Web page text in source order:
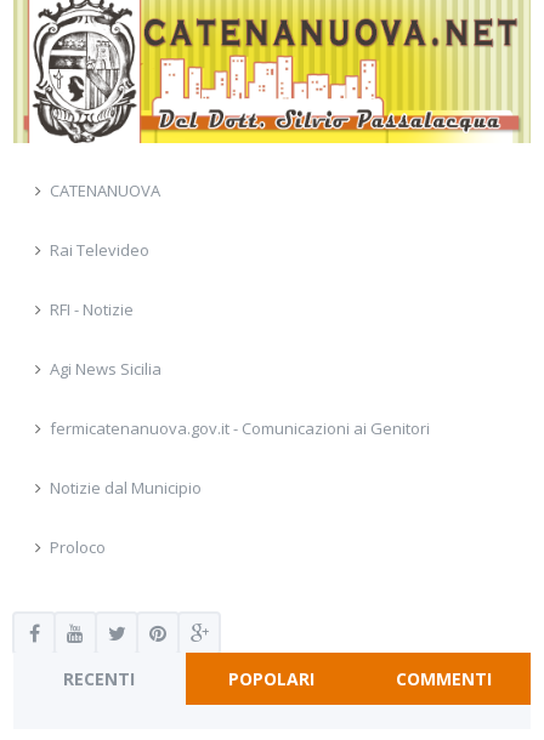
CATENANUOVA
Rai Televideo
RFI - Notizie
Agi News Sicilia
fermicatenanuova.gov.it - Comunicazioni ai Genitori
Notizie dal Municipio
Proloco
RECENTI POPOLARI COMMENTI